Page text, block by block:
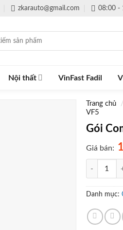
zkarauto@gmail.com 08:00 -
Nội thất VinFast Fadil
Trang chủ /
VF5
Gói
Giá bán:
Số lượng
Danh mục: